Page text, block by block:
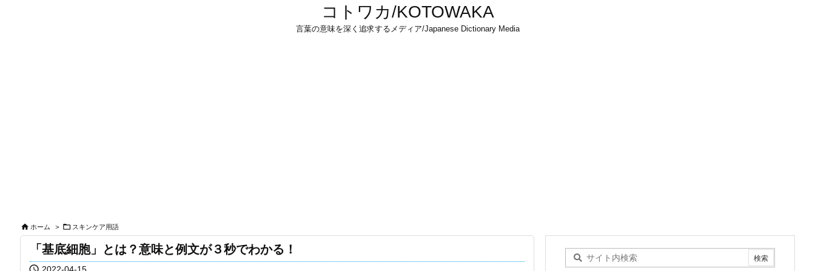
コトワカ/KOTOWAKA
言葉の意味を深く追求するメディア/Japanese Dictionary Media
 ホーム >  スキンケア用語
「基底細胞」とは？意味と例文が３秒でわかる！